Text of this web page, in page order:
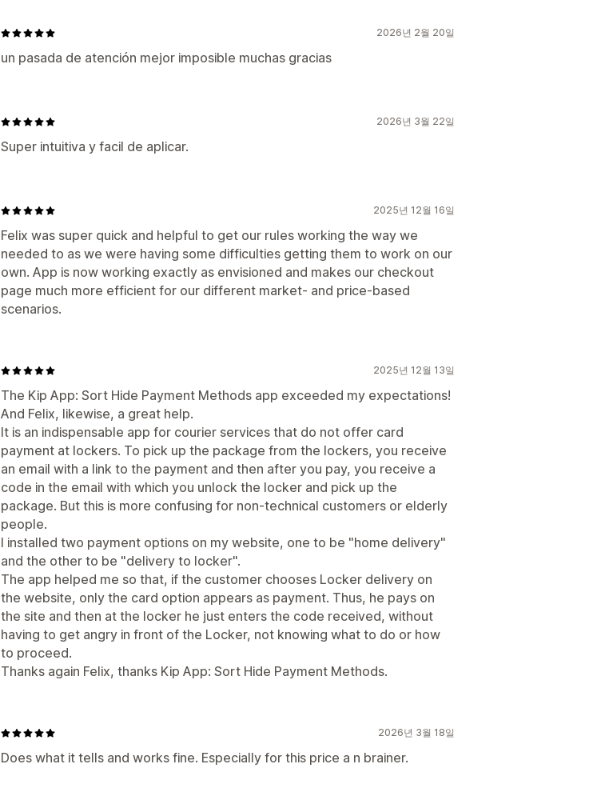
2026년 2월 20일
un pasada de atención mejor imposible muchas gracias
2026년 3월 22일
Super intuitiva y facil de aplicar.
2025년 12월 16일
Felix was super quick and helpful to get our rules working the way we
needed to as we were having some difficulties getting them to work on our
own. App is now working exactly as envisioned and makes our checkout
page much more efficient for our different market- and price-based
scenarios.
2025년 12월 13일
The Kip App: Sort Hide Payment Methods app exceeded my expectations!
And Felix, likewise, a great help.
It is an indispensable app for courier services that do not offer card
payment at lockers. To pick up the package from the lockers, you receive
an email with a link to the payment and then after you pay, you receive a
code in the email with which you unlock the locker and pick up the
package. But this is more confusing for non-technical customers or elderly
people.
I installed two payment options on my website, one to be "home delivery"
and the other to be "delivery to locker".
The app helped me so that, if the customer chooses Locker delivery on
the website, only the card option appears as payment. Thus, he pays on
the site and then at the locker he just enters the code received, without
having to get angry in front of the Locker, not knowing what to do or how
to proceed.
Thanks again Felix, thanks Kip App: Sort Hide Payment Methods.
2026년 3월 18일
Does what it tells and works fine. Especially for this price a n brainer.